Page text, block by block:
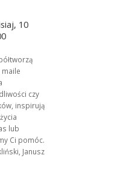
10
maile
czy
inspirują
lub
Ci pomóc.
Janusz